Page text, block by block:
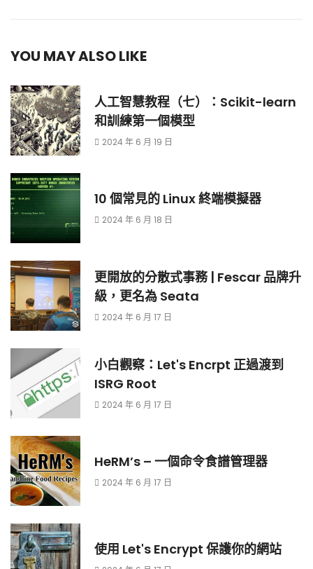
YOU MAY ALSO LIKE
人工智慧教程（七）：Scikit-learn
和訓練第一個模型
2024 年 6 月 19 日
10 個常見的 Linux 終端模擬器
2024 年 6 月 18 日
更開放的分散式事務 | Fescar 品牌升
級，更名為 Seata
2024 年 6 月 17 日
小白觀察：Let's Encrpt 正過渡到
ISRG Root
2024 年 6 月 17 日
HeRM’s – 一個命令食譜管理器
2024 年 6 月 17 日
使用 Let's Encrypt 保護你的網站